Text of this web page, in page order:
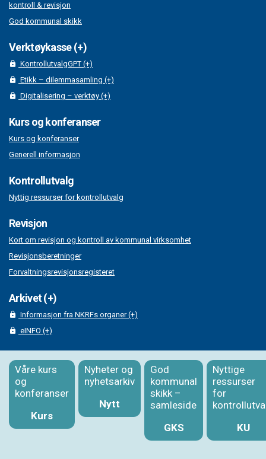
kontroll & revisjon
God kommunal skikk
Verktøykasse (+)
KontrollutvalgGPT (+)
Etikk – dilemmasamling (+)
Digitalisering – verktøy (+)
Kurs og konferanser
Kurs og konferanser
Generell informasjon
Kontrollutvalg
Nyttig ressurser for kontrollutvalg
Revisjon
Kort om revisjon og kontroll av kommunal virksomhet
Revisjonsberetninger
Forvaltningsrevisjonsregisteret
Arkivet (+)
Informasjon fra NKRFs organer (+)
eINFO (+)
Våre kurs
og
konferanser
Kurs
Nyheter og
nyhetsarkiv
Nytt
God
kommunal
skikk –
samleside
GKS
Nyttige
ressurser
for
KU